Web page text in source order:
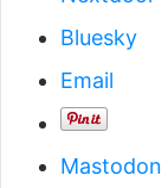
Bluesky
Email
Mastodon